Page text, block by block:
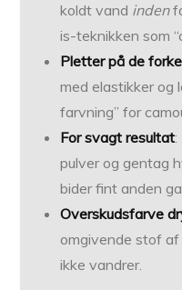
koldt vand inden
is-teknikken som
Pletter på de
med elastikker og
farvning” for
For svagt resultat
pulver og gentag
bider fint anden
Overskudsfarve
omgivende stof af
ikke vandrer.